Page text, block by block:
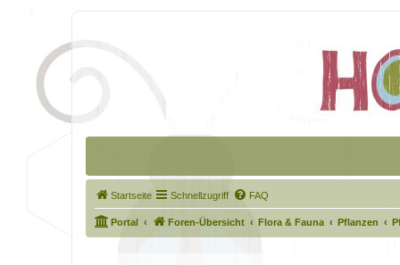
Startseite Schnellzugriff FAQ
Portal Foren-Übersicht Flora & Fauna Pflanzen